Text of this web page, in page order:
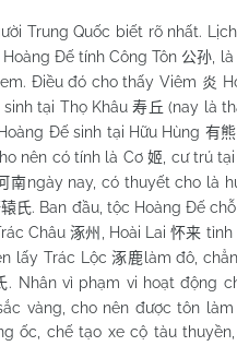
Trung Quốc biết rõ nhất.
Đế tính Công Tôn 公孙 ,
em. Điều đó cho thấy Viêm 炎
tại Thọ Khâu寿丘 (nay là
Đế sinh tại Hữu Hùng 有熊
nên có tính là Cơ姬 , cư trú
南ngày nay, có thuyết cho là
氏. Ban đầu, tộc Hoàng Đế
Châu涿州 , Hoài Lai怀来 tỉnh
lấy Trác Lộc涿鹿 làm đô,
. Nhân vì phạm vi hoạt động
vàng, cho nên được tôn
ốc, chế tạo xe cộ tàu